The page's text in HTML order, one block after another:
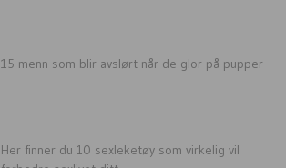
15 menn som blir avslørt når de glor på pupper
Her finner du 10 sexleketøy som virkelig vil